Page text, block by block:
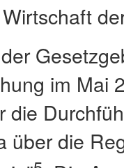
im Mai
die
über die